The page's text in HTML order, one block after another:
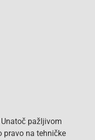
Unatoč pažljivom
pravo na tehničke